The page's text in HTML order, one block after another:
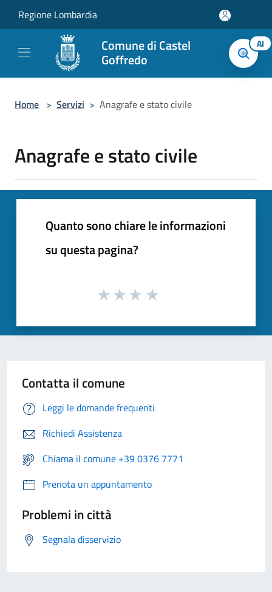
Regione Lombardia
Comune di Castel
Goffredo
AI
Home > Servizi > Anagrafe e stato civile
Anagrafe e stato civile
Quanto sono chiare le informazioni
su questa pagina?
Contatta il comune
Leggi le domande frequenti
Richiedi Assistenza
Chiama il comune +39 0376 7771
Prenota un appuntamento
Problemi in città
Segnala disservizio